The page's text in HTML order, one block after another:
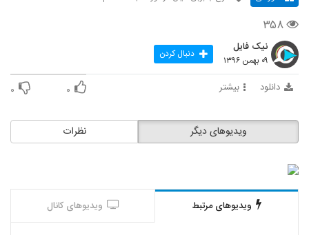
۳۵۸
نیک فایل
۰۹ بهمن ۱۳۹۶ دنبال کردن
دانلود بیشتر ۰ ۰
نظرات ویدیوهای دیگر
ویدیوهای مرتبط ویدیوهای کانال